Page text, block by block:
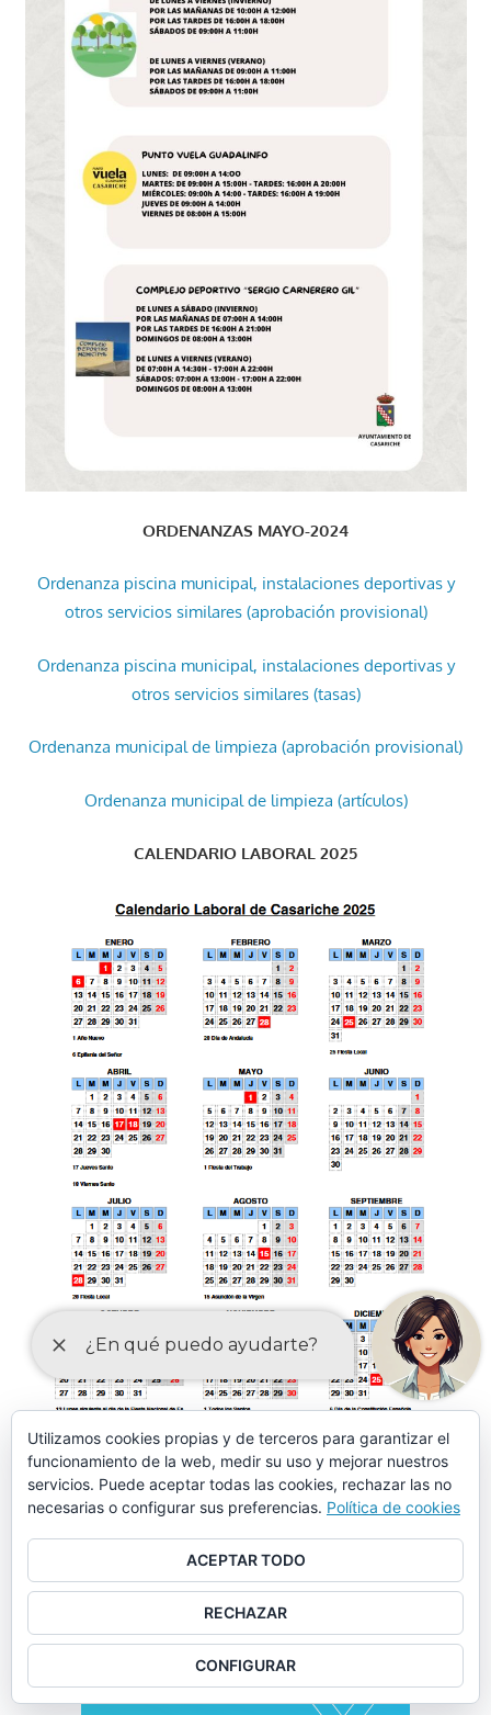
ORDENANZAS MAYO-2024
Ordenanza piscina municipal, instalaciones deportivas y
otros servicios similares (aprobación provisional)
Ordenanza piscina municipal, instalaciones deportivas y
otros servicios similares (tasas)
Ordenanza municipal de limpieza (aprobación provisional)
Ordenanza municipal de limpieza (artículos)
CALENDARIO LABORAL 2025
Anuncio de la aprobación provisional de la modificación de
Inmuebles
Anuncio de la aprobación provisional de la modificación de
las Ordenanzas fiscales de las tasas de agua potable,
recogida de basuras, cementerio municipal y mercados
Utilizamos cookies propias y de terceros para garantizar el
funcionamiento de la web, medir su uso y mejorar nuestros
servicios. Puede aceptar todas las cookies, rechazar las no
necesarias o configurar sus preferencias. Política de cookies
ACEPTAR TODO
RECHAZAR
CONFIGURAR